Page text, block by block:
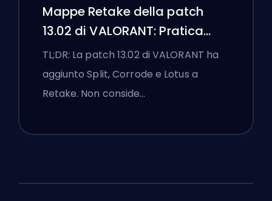
Mappe Retake della patch
13.02 di VALORANT: Pratica
Split, Corrode e Lotus
TL;DR: La patch 13.02 di VALORANT ha
aggiunto Split, Corrode e Lotus a
Retake. Non conside…